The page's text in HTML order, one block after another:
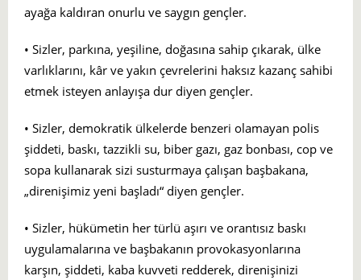
ayağa kaldıran onurlu ve saygın gençler.
• Sizler, parkına, yeşiline, doğasına sahip çıkarak, ülke
varlıklarını, kâr ve yakın çevrelerini haksız kazanç sahibi
etmek isteyen anlayışa dur diyen gençler.
• Sizler, demokratik ülkelerde benzeri olamayan polis
şiddeti, baskı, tazzikli su, biber gazı, gaz bonbası, cop ve
sopa kullanarak sizi susturmaya çalışan başbakana,
„direnişimiz yeni başladı“ diyen gençler.
• Sizler, hükümetin her türlü aşırı ve orantısız baskı
uygulamalarına ve başbakanın provokasyonlarına
karşın, şiddeti, kaba kuvveti redderek, direnişinizi